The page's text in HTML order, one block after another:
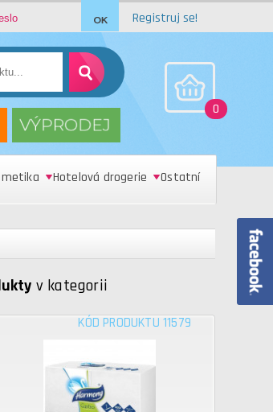
Registruj se!
0
Hotelová drogerie Ostatní
v kategorii
KÓD PRODUKTU 11579